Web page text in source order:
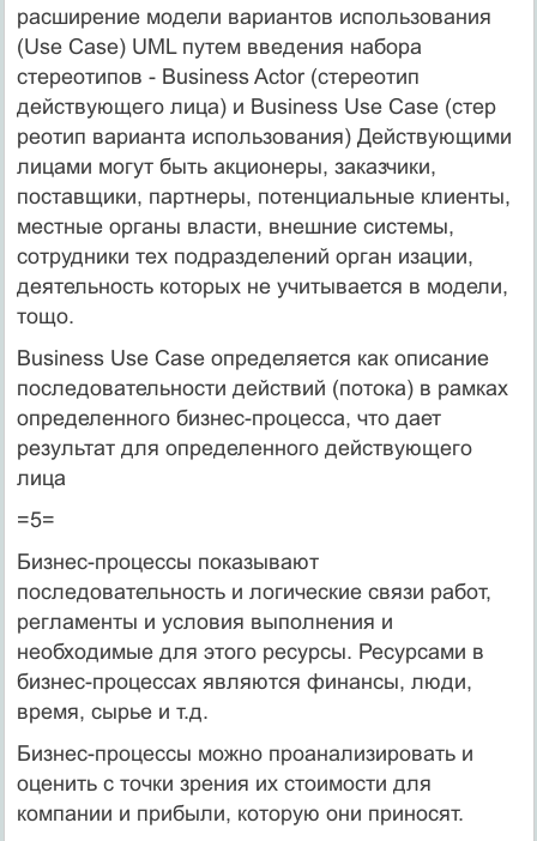
расширение модели вариантов использования
(Use Case) UML путем введения набора
стереотипов - Business Actor (стереотип
действующего лица) и Business Use Case (стер
реотип варианта использования) Действующими
лицами могут быть акционеры, заказчики,
поставщики, партнеры, потенциальные клиенты,
местные органы власти, внешние системы,
сотрудники тех подразделений орган изации,
деятельность которых не учитывается в модели,
тощо.
Business Use Case определяется как описание
последовательности действий (потока) в рамках
определенного бизнес-процесса, что дает
результат для определенного действующего
лица
=5=
Бизнес-процессы показывают
последовательность и логические связи работ,
регламенты и условия выполнения и
необходимые для этого ресурсы. Ресурсами в
бизнес-процессах являются финансы, люди,
время, сырье и т.д.
Бизнес-процессы можно проанализировать и
оценить с точки зрения их стоимости для
компании и прибыли, которую они приносят.